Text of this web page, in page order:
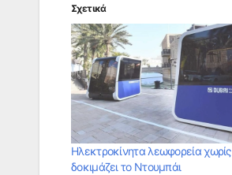
Σχετικά
Ηλεκτροκίνητα λεωφορεία
δοκιμάζει το Ντουμπάι